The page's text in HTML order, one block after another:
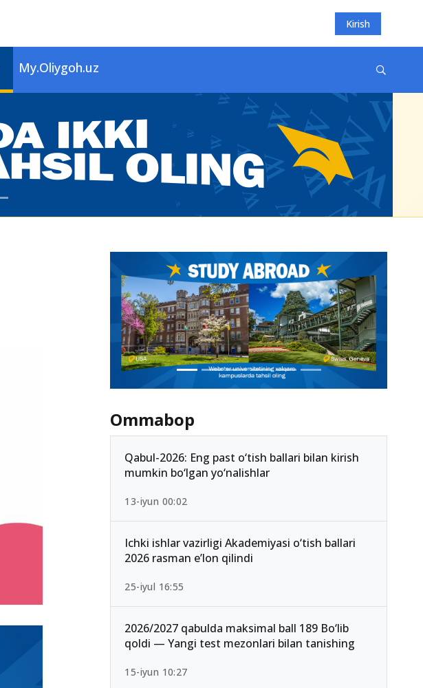
Kirish
My.Oliygoh.uz
Ommabop
Qabul-2026: Eng past o‘tish ballari bilan kirish
mumkin bo‘lgan yo‘nalishlar
13-iyun 00:02
Ichki ishlar vazirligi Akademiyasi o‘tish ballari
2026 rasman e’lon qilindi
25-iyul 16:55
2026/2027 qabulda maksimal ball 189 Bo‘lib
qoldi — Yangi test mezonlari bilan tanishing
15-iyun 10:27